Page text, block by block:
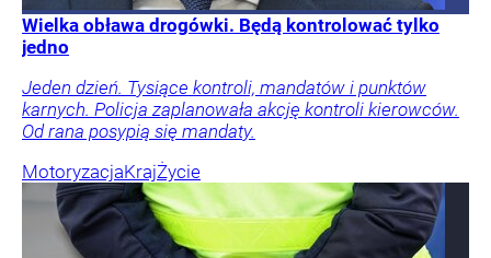
Wielka obława drogówki. Będą kontrolować tylko
jedno
Jeden dzień. Tysiące kontroli, mandatów i punktów
karnych. Policja zaplanowała akcję kontroli kierowców.
Od rana posypią się mandaty.
MotoryzacjaKrajŻycie